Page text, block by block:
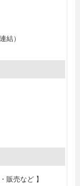
結）
販売など 】